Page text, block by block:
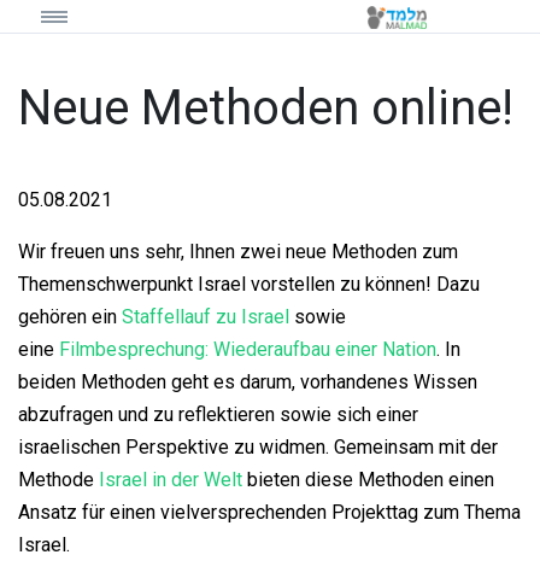
Neue Methoden online!
05.08.2021
Wir freuen uns sehr, Ihnen zwei neue Methoden zum
Themenschwerpunkt Israel vorstellen zu können! Dazu
gehören ein Staffellauf zu Israel sowie
eine Filmbesprechung: Wiederaufbau einer Nation. In
beiden Methoden geht es darum, vorhandenes Wissen
abzufragen und zu reflektieren sowie sich einer
israelischen Perspektive zu widmen. Gemeinsam mit der
Methode Israel in der Welt bieten diese Methoden einen
Ansatz für einen vielversprechenden Projekttag zum Thema
Israel.